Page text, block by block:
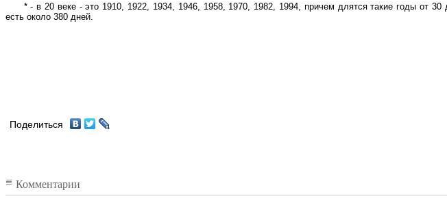
* - в 20 веке - это 1910, 1922, 1934, 1946, 1958, 1970, 1982, 1994, причем длятся такие годы от 30
есть около 380 дней.
Поделиться
Комментарии